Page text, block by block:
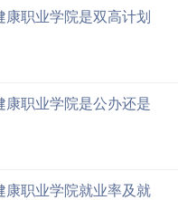
康职业学院是双高计划
康职业学院是公办还是
康职业学院就业率及就